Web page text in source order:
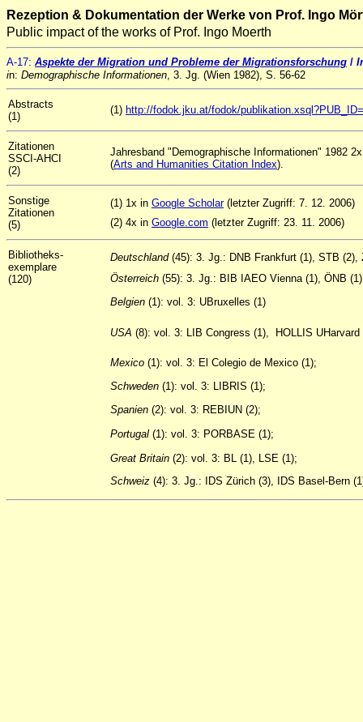
Rezeption & Dokumentation der Werke von Prof. Ingo
Public impact of the works of Prof. Ingo Moerth
A-17: Aspekte der Migration und Probleme der Migrationsforschung /
in: Demographische Informationen, 3. Jg. (Wien 1982), S. 56-62
Abstracts
(1)
(1) http://fodok.jku.at/fodok/
Zitationen
SSCI-AHCI
(2)
Jahresband "Demographische Informationen" 1982
(Arts and Humanities Citation Index).
Sonstige
Zitationen
(5)
(1) 1x in Google Scholar(letzter Zugriff: 7. 12. 2006)
(2) 4x in Google.com (letzter Zugriff: 23. 11. 2006)
Bibliotheks-
exemplare
(120)
Deutschland(45): 3. Jg.: DNB Frankfurt (1), STB (2),
Österreich (55): 3. Jg.: BIB IAEO Vienna (1), ÖNB
Belgien (1): vol. 3: UBruxelles (1)
USA (8): vol. 3: LIB Congress (1), HOLLIS
Mexico (1): vol. 3: El Colegio de Mexico (1);
Schweden (1): vol. 3: LIBRIS (1);
Spanien (2): vol. 3: REBIUN (2);
Portugal (1): vol. 3: PORBASE (1);
Great Britain (2): vol. 3: BL (1), LSE (1);
Schweiz (4): 3. Jg.: IDS Zürich (3), IDS Basel-Bern